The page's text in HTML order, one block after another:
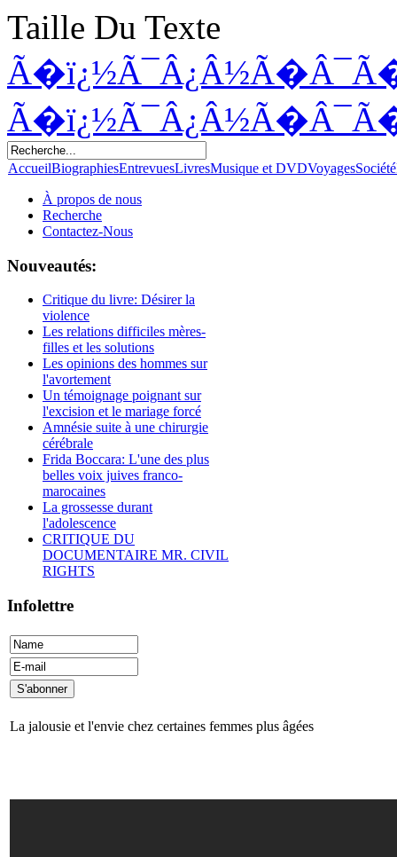
Taille Du Texte
AccueilBiographiesEntrevuesLivresMusique et DVDVoyagesSociété
À propos de nous
Recherche
Contactez-Nous
Nouveautés:
Critique du livre: Désirer la
violence
Les relations difficiles mères-
filles et les solutions
Les opinions des hommes sur
l'avortement
Un témoignage poignant sur
l'excision et le mariage forcé
Amnésie suite à une chirurgie
cérébrale
Frida Boccara: L'une des plus
belles voix juives franco-
marocaines
La grossesse durant
l'adolescence
CRITIQUE DU
DOCUMENTAIRE MR. CIVIL
RIGHTS
Infolettre
La jalousie et l'envie chez certaines femmes plus âgées